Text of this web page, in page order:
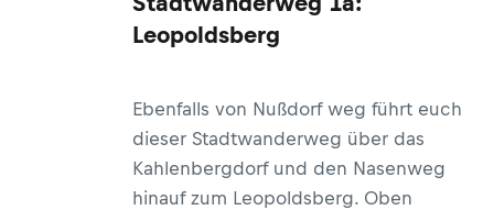
Leopoldsberg
Ebenfalls von Nußdorf weg führt euch
dieser Stadtwanderweg über das
Kahlenbergdorf und den Nasenweg
hinauf zum Leopoldsberg. Oben